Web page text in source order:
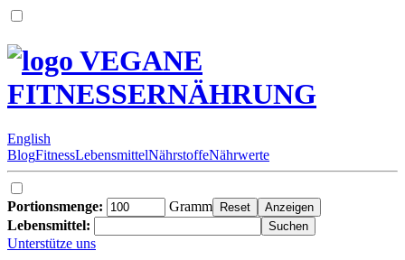
VEGANE
FITNESSERNÄHRUNG
English
BlogFitnessLebensmittelNährstoffeNährwerte
Portionsmenge:
Gramm
Lebensmittel:
Unterstütze uns